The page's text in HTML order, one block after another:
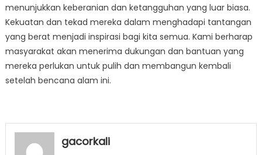
menunjukkan keberanian dan ketangguhan yang luar biasa.
Kekuatan dan tekad mereka dalam menghadapi tantangan
yang berat menjadi inspirasi bagi kita semua. Kami berharap
masyarakat akan menerima dukungan dan bantuan yang
mereka perlukan untuk pulih dan membangun kembali
setelah bencana alam ini.
gacorkali